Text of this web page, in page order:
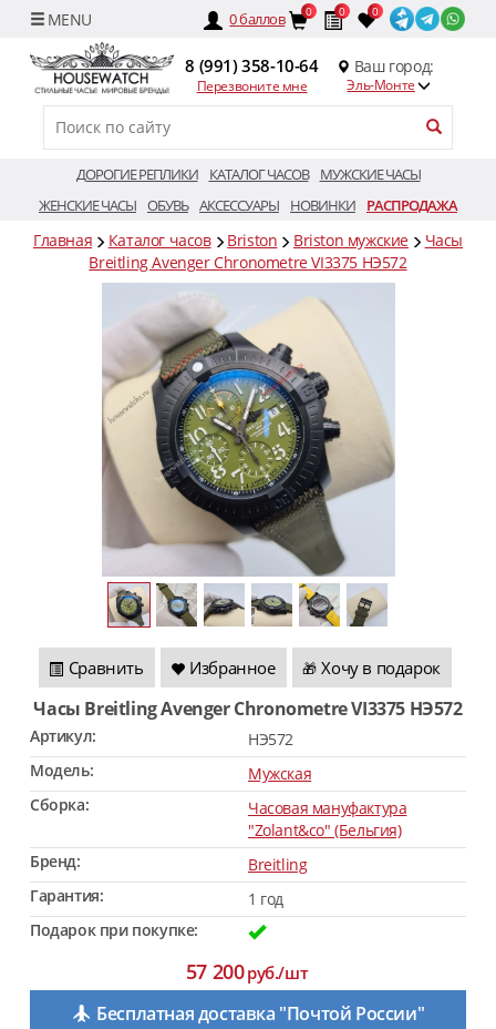
0баллов 0 0 0
8 (991) 358-10-64
Перезвоните мне
Ваш город:
Эль-Монте
ДОРОГИЕ РЕПЛИКИ КАТАЛОГ ЧАСОВ
МУЖСКИЕ ЧАСЫ
ЖЕНСКИЕ ЧАСЫ ОБУВЬ АКСЕССУАРЫ НОВИНКИ РАСПРОДАЖА
Главная Каталог часов Briston Briston мужские
Часы
Breitling Avenger Chronometre VI3375 HЭ572
Сравнить Избранное 🎁 Хочу в подарок
Часы Breitling Avenger Chronometre VI3375 HЭ572
Артикул:
HЭ572
Модель:
Мужская
Сборка:
Часовая мануфактура
"Zolant&co" (Бельгия)
Бренд:
Breitling
Гарантия:
1 год
Подарок при покупке:
57 200руб./шт
Бесплатная доставка "Почтой России"